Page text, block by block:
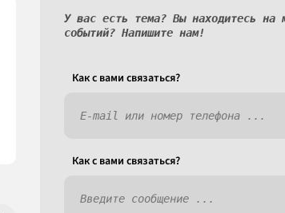
У вас есть тема? Вы находитесь на
событий? Напишите нам!
Как c вами связаться?
Как c вами связаться?